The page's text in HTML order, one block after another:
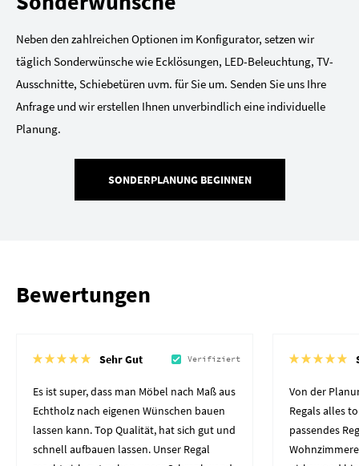
Neben den zahlreichen Optionen im Konfigurator, setzen wir
täglich Sonderwünsche wie Ecklösungen, LED-Beleuchtung, TV-
Ausschnitte, Schiebetüren uvm. für Sie um. Senden Sie uns Ihre
Anfrage und wir erstellen Ihnen unverbindlich eine individuelle
Planung.
SONDERPLANUNG BEGINNEN
Bewertungen
Sehr Gut Verifiziert
Es ist super, dass man Möbel nach Maß aus
Echtholz nach eigenen Wünschen bauen
lassen kann. Top Qualität, hat sich gut und
schnell aufbauen lassen. Unser Regal
Von der
Regals alles
passendes